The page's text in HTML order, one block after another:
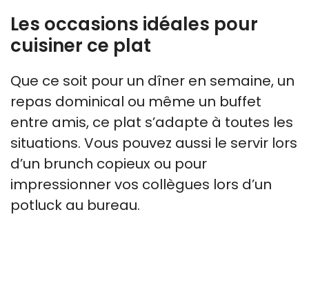
Les occasions idéales pour
cuisiner ce plat
Que ce soit pour un dîner en semaine, un
repas dominical ou même un buffet
entre amis, ce plat s’adapte à toutes les
situations. Vous pouvez aussi le servir lors
d’un brunch copieux ou pour
impressionner vos collègues lors d’un
potluck au bureau.